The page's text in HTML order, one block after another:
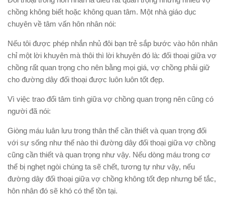
chồng không biết hoặc không quan tâm. Một nhà giáo dục
chuyên về tâm vấn hôn nhân nói:
Nếu tôi được phép nhắn nhủ đôi bạn trẻ sắp bước vào hôn nhân
chỉ một lời khuyên mà thôi thì lời khuyên đó là: đối thoại giữa vợ
chồng rất quan trọng cho nên bằng mọi giá, vợ chồng phải giữ
cho đường dây đối thoại được luôn luôn tốt đẹp.
Vì việc trao đổi tâm tình giữa vợ chồng quan trọng nên cũng có
người đã nói:
Giòng máu luân lưu trong thân thể cần thiết và quan trọng đối
với sự sống như thế nào thì đường dây đối thoại giữa vợ chồng
cũng cần thiết và quan trọng như vậy. Nếu dòng máu trong cơ
thể bị nghẹt ngòi chúng ta sẽ chết, tương tự như vậy, nếu
đường dây đối thoại giữa vợ chồng không tốt đẹp nhưng bế tắc,
hôn nhân đó sẽ khó có thể tồn tại.